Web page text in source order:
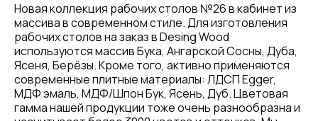
Новая коллекция рабочих столов №26 в кабинет из
массива в современном стиле. Для изготовления
рабочих столов на заказ в Desing Wood
используются массив Бука, Ангарской Сосны, Дуба,
Ясеня, Берёзы. Кроме того, активно применяются
современные плитные материалы: ЛДСП Egger,
МДФ эмаль, МДФ/Шпон Бук, Ясень, Дуб. Цветовая
гамма нашей продукции тоже очень разнообразна и